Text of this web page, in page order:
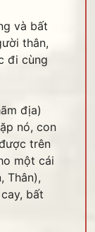
và bất
thân,
đi cùng
địa)
nó, con
trên
một cái
Thân),
bất